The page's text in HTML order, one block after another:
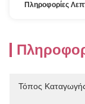
Πληροφορίες
Τόπος